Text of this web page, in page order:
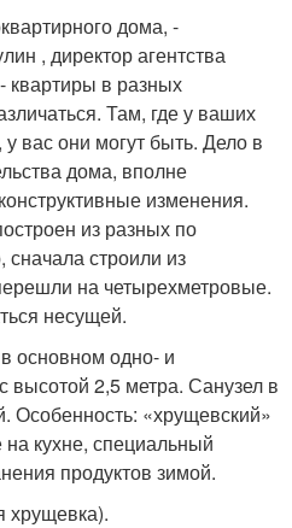
дома, -
, директор агентства
квартиры в разных
Там, где у ваших
вас они могут быть. Дело в
дома, вполне
изменения.
из разных по
строили из
на четырехметровые.
несущей.
основном одно- и
высотой 2,5 метра. Санузел в
Особенность: «хрущевский»
кухне, специальный
продуктов зимой.
хрущевка).